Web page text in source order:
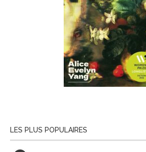
LES PLUS POPULAIRES